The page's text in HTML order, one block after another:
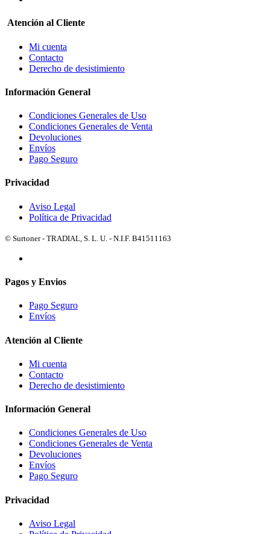
Atención al Cliente
Mi cuenta
Contacto
Derecho de desistimiento
Información General
Condiciones Generales de Uso
Condiciones Generales de Venta
Devoluciones
Envíos
Pago Seguro
Privacidad
Aviso Legal
Política de Privacidad
© Surtoner - TRADIAL, S. L. U. - N.I.F. B41511163
Pagos y Envios
Pago Seguro
Envíos
Atención al Cliente
Mi cuenta
Contacto
Derecho de desistimiento
Información General
Condiciones Generales de Uso
Condiciones Generales de Venta
Devoluciones
Envíos
Pago Seguro
Privacidad
Aviso Legal